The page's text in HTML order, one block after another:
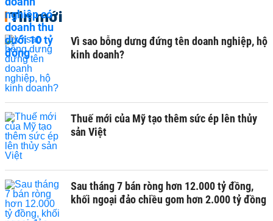
Tin mới
Vì sao bỗng dưng đứng tên doanh nghiệp, hộ
kinh doanh?
Thuế mới của Mỹ tạo thêm sức ép lên thủy
sản Việt
Sau tháng 7 bán ròng hơn 12.000 tỷ đồng,
khối ngoại đảo chiều gom hơn 2.000 tỷ đồng